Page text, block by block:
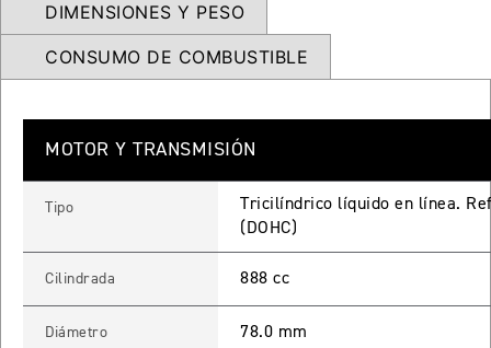
Precio desde $15.890.000
STREET TRIPLE 765 MOTO2
DIMENSIONES Y PESO
CONSUMO DE COMBUSTIBLE
MOTOR Y TRANSMISIÓN
Tipo
Tricilíndrico líquido en línea.
(DOHC)
Cilindrada 888 cc
Diámetro 78.0 mm